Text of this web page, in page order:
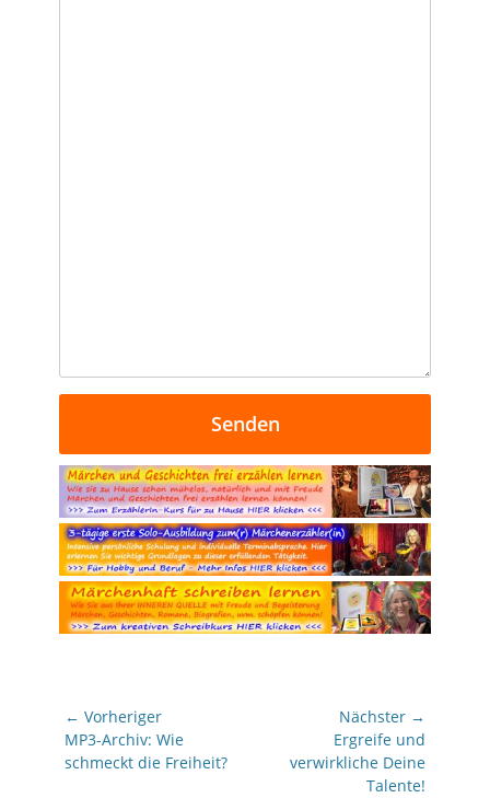
Senden
Beitragsnavigation
← Vorheriger
Vorheriger
Beitrag:
MP3-Archiv: Wie
schmeckt die Freiheit?
Nächster →
Beitrag:
Ergreife und
verwirkliche Deine
Talente!